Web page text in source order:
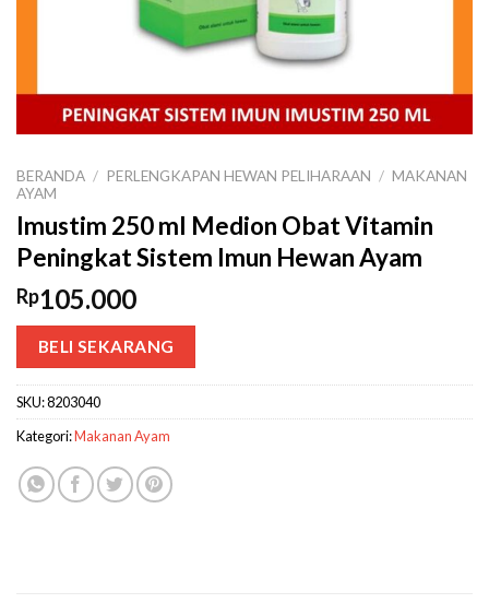
BERANDA / PERLENGKAPAN HEWAN PELIHARAAN / MAKANAN
AYAM
Imustim 250 ml Medion Obat Vitamin
Peningkat Sistem Imun Hewan Ayam
Rp105.000
BELI SEKARANG
SKU:8203040
Kategori:Makanan Ayam